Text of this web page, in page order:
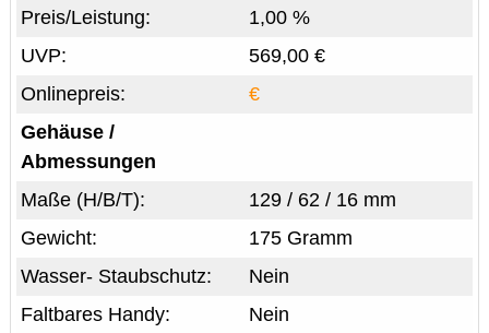
1,00 %
Preis/Leistung:
569,00 €
UVP:
€
Onlinepreis:
Gehäuse /
Abmessungen
129 / 62 / 16 mm
Maße (H/B/T):
175 Gramm
Gewicht:
Nein
Wasser- Staubschutz:
Nein
Faltbares Handy: